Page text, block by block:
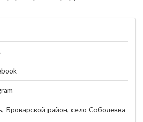
Броварской район, село Соболевка